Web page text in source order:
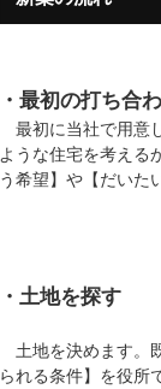
・最初の打ち合
最初に当社で用意
ような住宅を考える
う希望】や【だいた
・土地を探す
土地を決めます。
られる条件】を役所